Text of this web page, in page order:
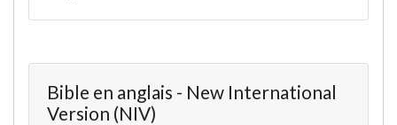
Bible en anglais - New International
Version (NIV)